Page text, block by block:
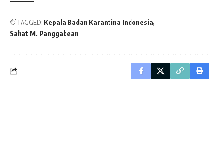
TAGGED: Kepala Badan Karantina Indonesia
Sahat M. Panggabean